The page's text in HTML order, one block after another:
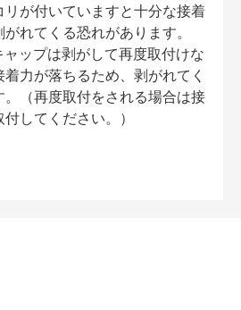
リが付いていますと十分な接着
れてくる恐れがあります。
ップは剥がして再度取付けな
力が落ちるため、剥がれてく
。（再度取付をされる場合は接
してください。）